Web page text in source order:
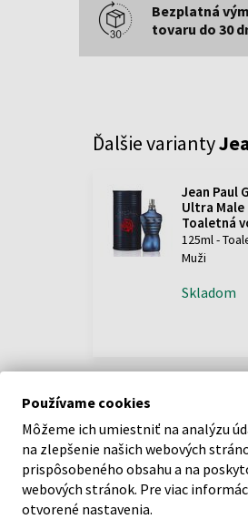
Bezplatná
tovaru do 30
Ďalšie varianty
Jean Paul
Ultra Male
Toaletná
125ml -
Muži
Skladom
POPIS
Používame cookies
Môžeme ich umiestniť na analýzu
na zlepšenie našich webových
prispôsobeného obsahu a na
webových stránok. Pre viac
otvorené nastavenia.